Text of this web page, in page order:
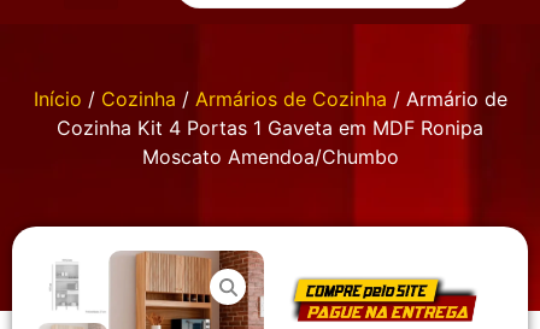
Início / Cozinha / Armários de Cozinha / Armário de
Cozinha Kit 4 Portas 1 Gaveta em MDF Ronipa
Moscato Amendoa/Chumbo